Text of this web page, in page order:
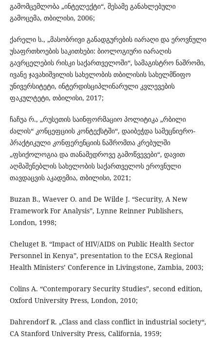
გამომცემლობა „ინტელექტი“, მესამე განახლებული
გამოცემა, თბილისი, 2006;
ქარელი ს., „მასობრივი განადგურების იარაღი და ეროვნული
უსაფრთხოების საკითხები: ბიოლოგიური იარაღის
გავრცელების რისკი საქართველოში“, სამაგისტრო ნაშრომი,
ივანე ჯავახიშვილის სახელობის თბილისის სახელმწიფო
უნივერსიტეტი, ინტერდისციპლინარული კვლევების
ფაკულტეტი, თბილისი, 2017;
ჩაჩუა რ., „რუსეთის საინფორმაციო პოლიტიკა „რბილი
ძალის“ კონცეფციის კონტექსტში“, დაიბეჭდა სამეცნიერო-
პრაქტიკული კონფერენციის ნაშრომთა კრებულში
„ფსიქოლოგია და თანამედროვე გამოწვევები“, დავით
აღმაშენებლის სახელობის საქართველოს ეროვნული
თავდაცვის აკადემია, თბილისი, 2021;
Buzan B., Waever O. and De Wilde J. “Security, A New
Framework For Analysis”, Lynne Reinner Publishers,
London, 1998;
Cheluget B. “Impact of HIV/AIDS on Public Health Sector
Personnel in Kenya”, presentation to the ECSA Regional
Health Ministers’ Conference in Livingstone, Zambia, 2003;
Colins A. “Contemporary Security Studies”, second edition,
Oxford University Press, London, 2010;
Dahrendorf R. „Class and class conflict in industrial society“,
CA Stanford University Press, California, 1959;